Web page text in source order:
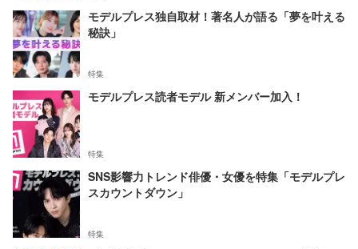
モデルプレス独自取材！著名人が語る「夢を叶える
秘訣」
特集
モデルプレス読者モデル 新メンバー加入！
特集
SNS影響力トレンド俳優・女優を特集「モデルプレ
スカウントダウン」
特集